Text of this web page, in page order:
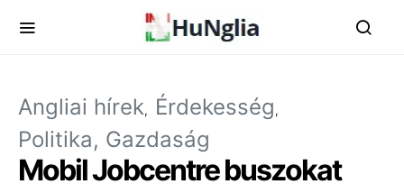
Angliai hírek Érdekesség
Politika, Gazdaság
Mobil Jobcentre buszokat